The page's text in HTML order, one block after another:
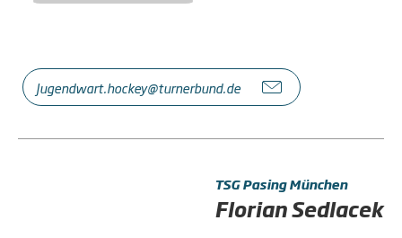
Jugendwart.hockey@turnerbund.de
TSG Pasing München
Florian Sedlacek